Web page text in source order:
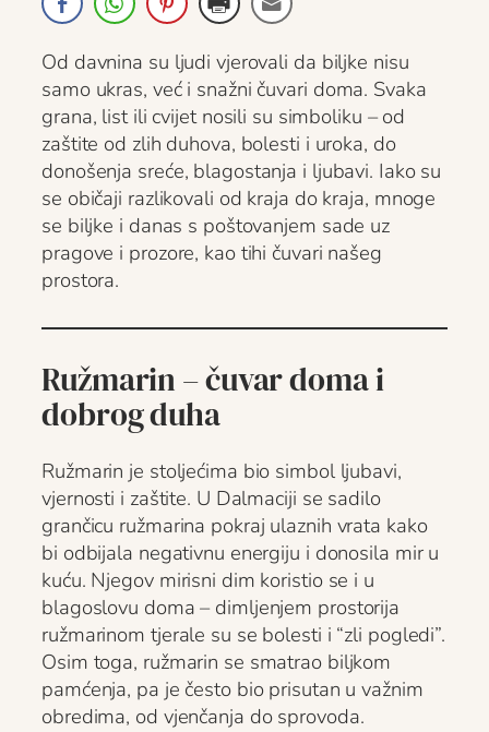
Od davnina su ljudi vjerovali da biljke nisu
samo ukras, već i snažni čuvari doma. Svaka
grana, list ili cvijet nosili su simboliku – od
zaštite od zlih duhova, bolesti i uroka, do
donošenja sreće, blagostanja i ljubavi. Iako su
se običaji razlikovali od kraja do kraja, mnoge
se biljke i danas s poštovanjem sade uz
pragove i prozore, kao tihi čuvari našeg
prostora.
Ružmarin – čuvar doma i
dobrog duha
Ružmarin je stoljećima bio simbol ljubavi,
vjernosti i zaštite. U Dalmaciji se sadilo
grančicu ružmarina pokraj ulaznih vrata kako
bi odbijala negativnu energiju i donosila mir u
kuću. Njegov mirisni dim koristio se i u
blagoslovu doma – dimljenjem prostorija
ružmarinom tjerale su se bolesti i “zli pogledi”.
Osim toga, ružmarin se smatrao biljkom
pamćenja, pa je često bio prisutan u važnim
obredima, od vjenčanja do sprovoda.